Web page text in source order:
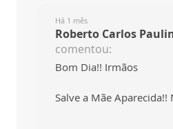
Há 1 mês
Roberto Carlos
comentou:
Bom Dia!! Irmãos
Salve a Mãe Aparecida!!